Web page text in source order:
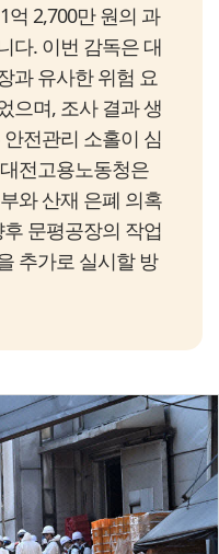
억 2,700만 원의 과
다. 이번 감독은 대
과 유사한 위험 요
으며, 조사 결과 생
전관리 소홀이 심
전고용노동청은
와 산재 은폐 의혹
문평공장의 작업
추가로 실시할 방